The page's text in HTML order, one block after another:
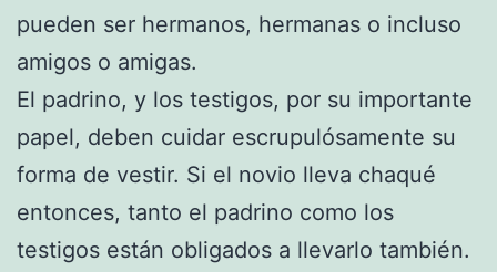
pueden ser hermanos, hermanas o incluso
amigos o amigas.
El padrino, y los testigos, por su importante
papel, deben cuidar escrupulósamente su
forma de vestir. Si el novio lleva chaqué
entonces, tanto el padrino como los
testigos están obligados a llevarlo también.